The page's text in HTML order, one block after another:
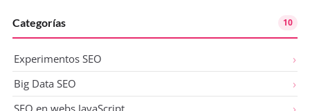
Categorías 10
Experimentos SEO
Big Data SEO